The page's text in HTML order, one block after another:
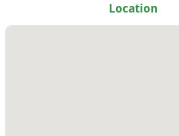
Location